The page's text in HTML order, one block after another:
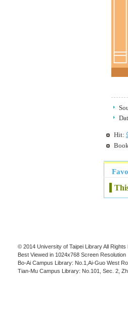
Hit:
© 2014 University of Taipei Library All Rights
Best Viewed in 1024x768 Screen Resolution
Bo-Ai Campus Library: No.1,Ai-Guo West
Tian-Mu Campus Library: No.101, Sec. 2,